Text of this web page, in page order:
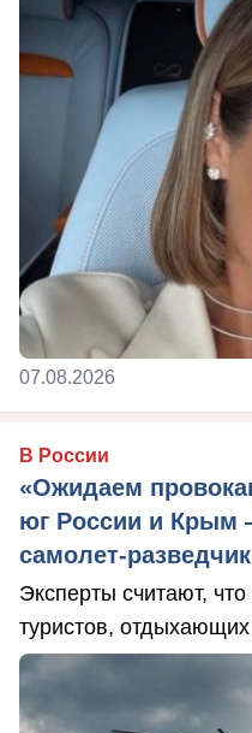
07.08.2026
В России
«Ожидаем
юг России и Крым
самолет-разведчик
Эксперты считают, что
туристов,